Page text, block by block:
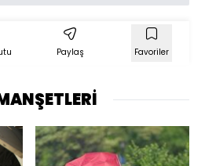
Paylaş Favoriler